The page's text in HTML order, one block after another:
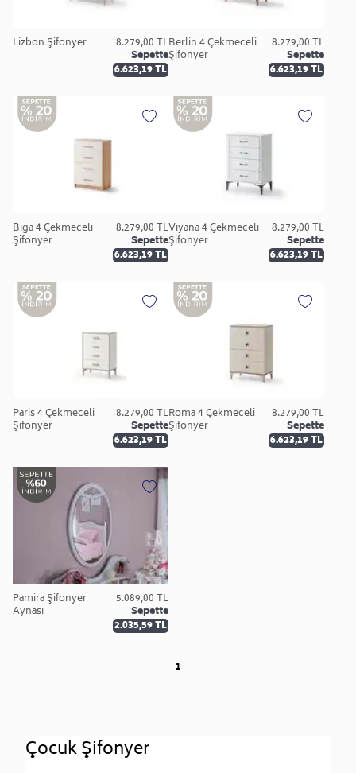
Lizbon Şifonyer 8.279,00 TL
Sepette
6.623,19 TL
Berlin 4 Çekmeceli
Şifonyer
8.279,00 TL
Sepette
6.623,19 TL
Biga 4 Çekmeceli
Şifonyer
8.279,00 TL
Sepette
6.623,19 TL
Viyana 4 Çekmeceli
Şifonyer
8.279,00 TL
Sepette
6.623,19 TL
Paris 4 Çekmeceli
Şifonyer
8.279,00 TL
Sepette
6.623,19 TL
Roma 4 Çekmeceli
Şifonyer
8.279,00 TL
Sepette
6.623,19 TL
Pamira Şifonyer
Aynası
5.089,00 TL
Sepette
2.035,59 TL
1
Çocuk Şifonyer